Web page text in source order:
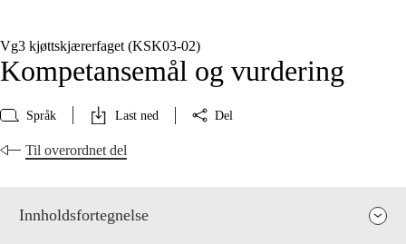
Vg3 kjøttskjærerfaget (KSK03‑02)
Kompetansemål og vurdering
Språk Last ned Del
Til overordnet del
Innholdsfortegnelse